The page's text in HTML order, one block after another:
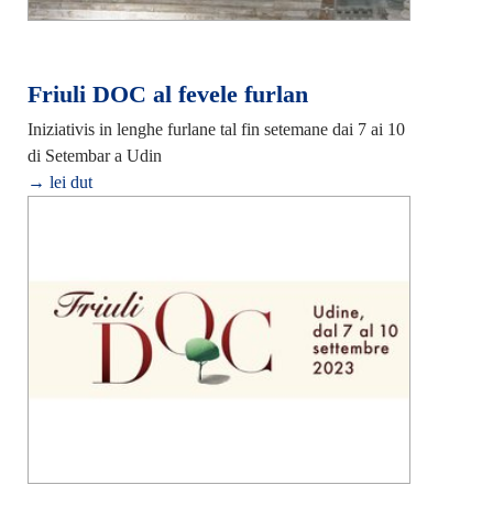
Friuli DOC al fevele furlan
Iniziativis in lenghe furlane tal fin setemane dai 7 ai 10
di Setembar a Udin
→ lei dut